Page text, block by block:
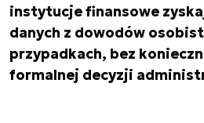
instytucje finansowe
danych z dowodów
przypadkach, bez
formalnej decyzji